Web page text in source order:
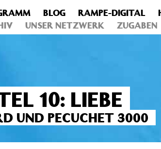
post_permalink ist seit Version 4.4.0
on line6031
BLOG RAMPE-DIGITAL
UNSER NETZWERK ZUGABEN
10: LIEBE
UND PECUCHET 3000